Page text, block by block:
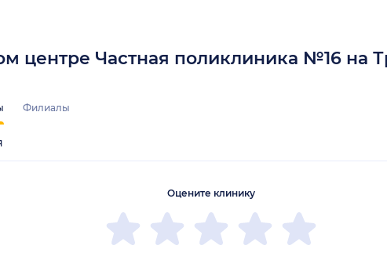
центре Частная поликлиника №16 на
Филиалы
Оцените клинику